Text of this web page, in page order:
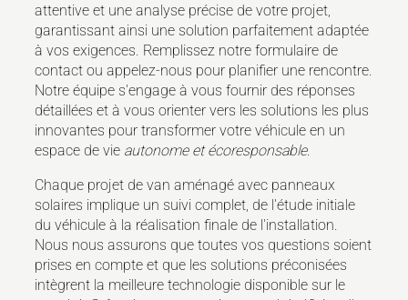
attentive et une analyse précise de votre projet,
garantissant ainsi une solution parfaitement adaptée
à vos exigences. Remplissez notre formulaire de
contact ou appelez-nous pour planifier une rencontre.
Notre équipe s'engage à vous fournir des réponses
détaillées et à vous orienter vers les solutions les plus
innovantes pour transformer votre véhicule en un
espace de vie autonome et écoresponsable.
Chaque projet de van aménagé avec panneaux
solaires implique un suivi complet, de l'étude initiale
du véhicule à la réalisation finale de l'installation.
Nous nous assurons que toutes vos questions soient
prises en compte et que les solutions préconisées
intègrent la meilleure technologie disponible sur le